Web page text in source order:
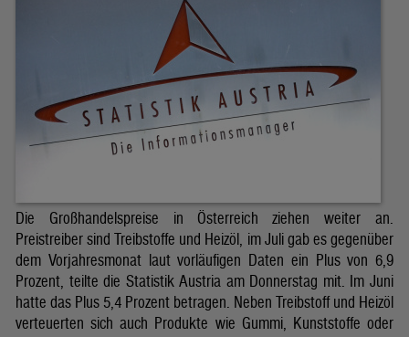
Die Großhandelspreise in Österreich ziehen weiter an.
Preistreiber sind Treibstoffe und Heizöl, im Juli gab es gegenüber
dem Vorjahresmonat laut vorläufigen Daten ein Plus von 6,9
Prozent, teilte die Statistik Austria am Donnerstag mit. Im Juni
hatte das Plus 5,4 Prozent betragen. Neben Treibstoff und Heizöl
verteuerten sich auch Produkte wie Gummi, Kunststoffe oder